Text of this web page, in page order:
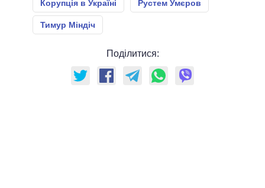
Корупція в Україні Рустем Умєров
Тимур Міндіч
Поділитися: